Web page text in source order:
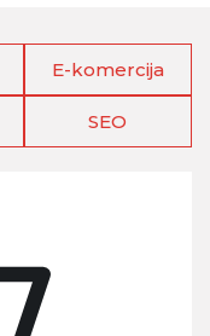
E-komercija
SEO